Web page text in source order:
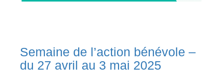
Semaine de l’action bénévole –
du 27 avril au 3 mai 2025